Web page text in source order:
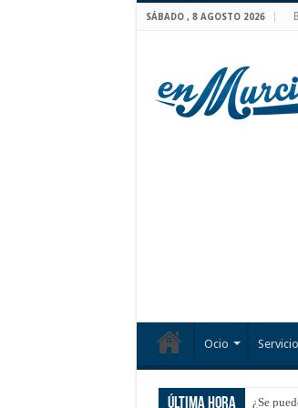
SÁBADO , 8 AGOSTO 2026
Ocio
Última hora ¿Se